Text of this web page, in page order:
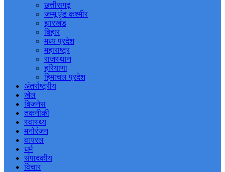
छत्तीसगढ़
जम्मू एंड कश्मीर
झारखंड
बिहार
मध्य प्रदेश
महाराष्ट्र
राजस्थान
हरियाणा
हिमाचल प्रदेश
अंतर्राष्ट्रीय
खेल
बिजनेस
तकनीकी
स्वास्थ्य
मनोरंजन
वायरल
धर्म
संपादकीय
विचार